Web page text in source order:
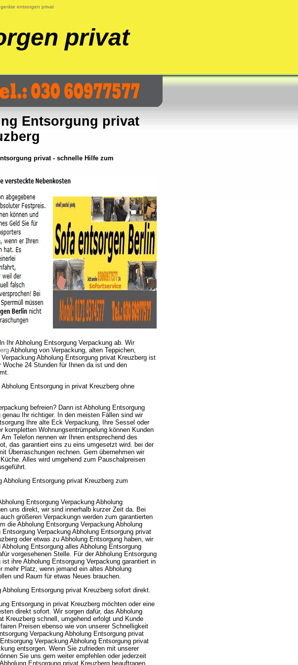
entsorgen privat
privat
Entsorgung privat
privat - schnelle Hilfe zum
Ihr Abholung Entsorgung Verpackung ab. Wir
Abholung von Verpackung, alten Teppichen,
Abholung Entsorgung privat Kreuzberg ist
24 Stunden für Ihnen da ist und den
Entsorgung in privat Kreuzberg ohne
befreien? Dann ist Abholung Entsorgung
Ihr richtiger. In den meisten Fällen sind wir
Ihre alte Eck Verpackung, Ihre Sessel oder
Wohnungsentrümpelung können Kunden
Telefon nennen wir Ihnen entsprechend des
das garantiert eins zu eins umgesetzt wird. bei der
Überraschungen rechnen. Gern übernehmen wir
Alles wird umgehend zum Pauschalpreisen
Abholung Entsorgung privat Kreuzberg zum
Entsorgung Verpackung Abholung
uns direkt, wir sind innerhalb kurzer Zeit da. Bei
größeren Verpackungn werden zum garantierten
die Abholung Entsorgung Verpackung Abholung
Verpackung Abholung Entsorgung privat
oder etwas zu Abholung Entsorgung haben, wir
Entsorgung alles Abholung Entsorgung
vorgesehenen Stelle. Für der Abholung Entsorgung
ihre Abholung Entsorgung Verpackung garantiert in
mehr Platz, wenn jemand ein altes Abholung
und Raum für etwas Neues brauchen.
Entsorgung privat Kreuzberg sofort direkt.
Entsorgung in privat Kreuzberg möchten oder eine
direkt sofort. Wir sorgen dafür, das Abholung
Kreuzberg schnell, umgehend erfolgt und Kunde
Preisen ebenso wie von unserer Schnelligkeit
Verpackung Abholung Entsorgung privat
Verpackung Abholung Entsorgung privat
entsorgen. Wenn Sie zufrieden mit unserer
Sie uns gern weiter empfehlen oder jederzeit
Entsorgung privat Kreuzberg beauftragen.